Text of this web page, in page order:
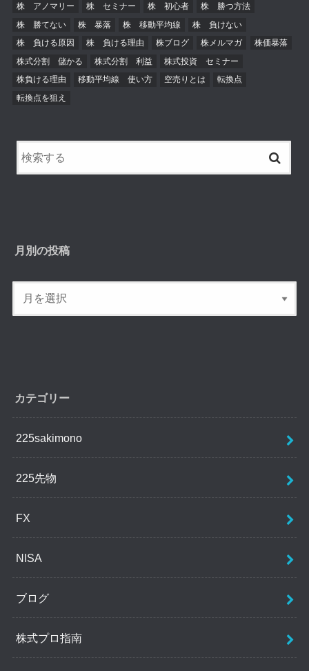
株 アノマリー
株 セミナー 株 初心者
株 勝つ方法
株 勝てない
株 暴落 株 移動平均線
株 負けない
株 負ける原因
株 負ける理由 株ブログ 株メルマガ
株価暴落
株式分割 儲かる
株式分割 利益
株式投資 セミナー
株負ける理由
移動平均線 使い方 空売りとは
転換点
転換点を狙え
月別の投稿
カテゴリー
225sakimono
225先物
FX
NISA
ブログ
株式プロ指南